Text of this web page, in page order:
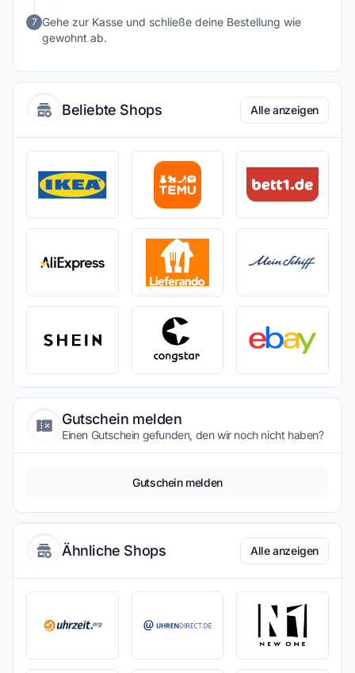
7 Gehe zur Kasse und schließe deine Bestellung wie
gewohnt ab.
Beliebte Shops Alle anzeigen
Gutschein melden
Einen Gutschein gefunden, den wir noch nicht haben?
Gutschein melden
Ähnliche Shops Alle anzeigen